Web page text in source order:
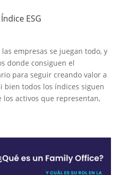
ESG
empresas se juegan todo, y
donde consiguen el
para seguir creando valor a
bien todos los índices siguen
activos que representan,